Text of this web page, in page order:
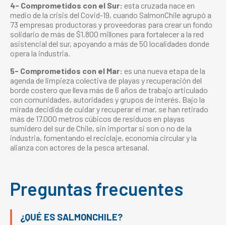
4- Comprometidos con el Sur: esta cruzada nace en
medio de la crisis del Covid-19, cuando SalmonChile agrupó a
73 empresas productoras y proveedoras para crear un fondo
solidario de más de $1.800 millones para fortalecer a la red
asistencial del sur, apoyando a más de 50 localidades donde
opera la industria.
5- Comprometidos con el Mar: es una nueva etapa de la
agenda de limpieza colectiva de playas y recuperación del
borde costero que lleva más de 6 años de trabajo articulado
con comunidades, autoridades y grupos de interés. Bajo la
mirada decidida de cuidar y recuperar el mar, se han retirado
más de 17.000 metros cúbicos de residuos en playas
sumidero del sur de Chile, sin importar si son o no de la
industria, fomentando el reciclaje, economía circular y la
alianza con actores de la pesca artesanal.
Preguntas frecuentes
¿QUÉ ES SALMONCHILE?